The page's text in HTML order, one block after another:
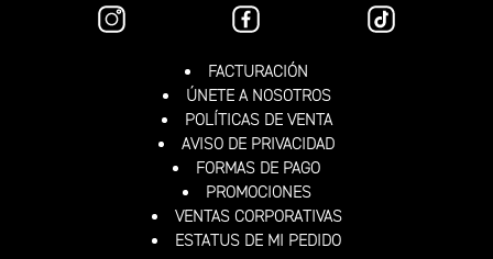
FACTURACIÓN
ÚNETE A NOSOTROS
POLÍTICAS DE VENTA
AVISO DE PRIVACIDAD
FORMAS DE PAGO
PROMOCIONES
VENTAS CORPORATIVAS
ESTATUS DE MI PEDIDO